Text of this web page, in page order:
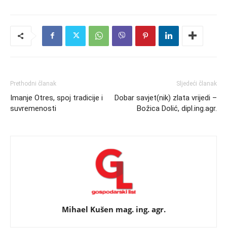
Prethodni članak
Imanje Otres, spoj tradicije i
suvremenosti
Sljedeći članak
Dobar savjet(nik) zlata vrijedi –
Božica Dolić, dipl.ing.agr.
Mihael Kušen mag. ing. agr.